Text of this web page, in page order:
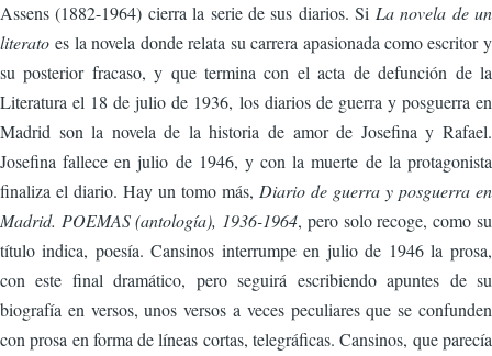
Assens (1882-1964) cierra la serie de sus diarios. Si La novela de un
literato es la novela donde relata su carrera apasionada como escritor y
su posterior fracaso, y que termina con el acta de defunción de la
Literatura el 18 de julio de 1936, los diarios de guerra y posguerra en
Madrid son la novela de la historia de amor de Josefina y Rafael.
Josefina fallece en julio de 1946, y con la muerte de la protagonista
finaliza el diario. Hay un tomo más, Diario de guerra y posguerra en
Madrid. POEMAS (antología), 1936-1964, pero solo recoge, como su
título indica, poesía. Cansinos interrumpe en julio de 1946 la prosa,
con este final dramático, pero seguirá escribiendo apuntes de su
biografía en versos, unos versos a veces peculiares que se confunden
con prosa en forma de líneas cortas, telegráficas. Cansinos, que parecía